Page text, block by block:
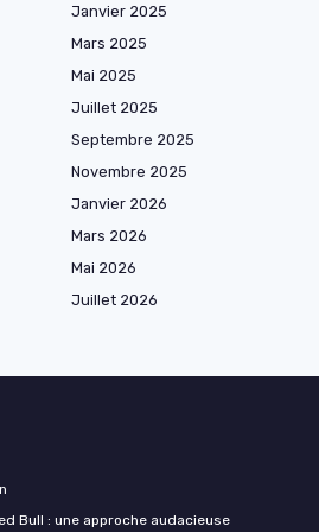
Janvier 2025
Mars 2025
Mai 2025
Juillet 2025
Septembre 2025
Novembre 2025
Janvier 2026
Mars 2026
Mai 2026
Juillet 2026
Bull : une approche audacieuse